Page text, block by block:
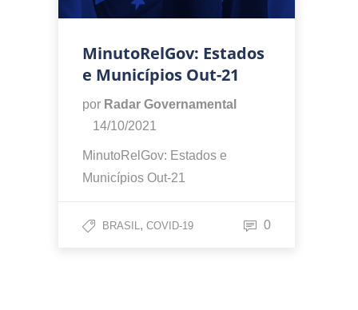
MinutoRelGov: Estados
e Municípios Out-21
por Radar Governamental
14/10/2021
MinutoRelGov: Estados e
Municípios Out-21
BRASIL, COVID-19 0